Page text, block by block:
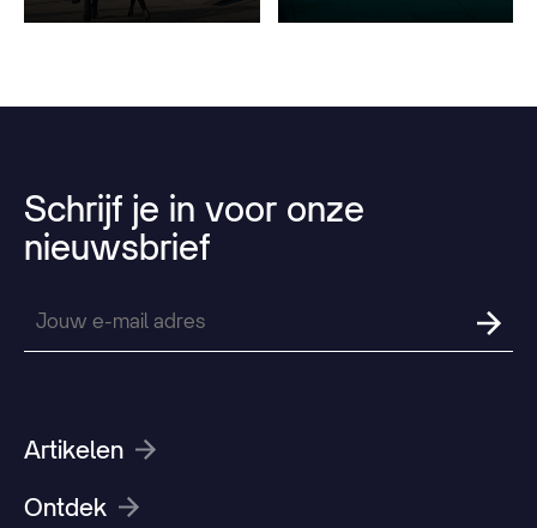
Schrijf je in voor onze
nieuwsbrief
Artikelen
Ontdek